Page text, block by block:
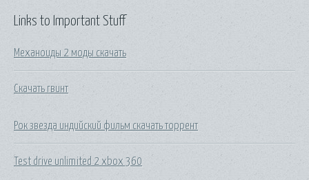
Links to Important Stuff
Механоиды 2 моды скачать
Скачать гвинт
Рок звезда индийский фильм скачать торрент
Test drive unlimited 2 xbox 360